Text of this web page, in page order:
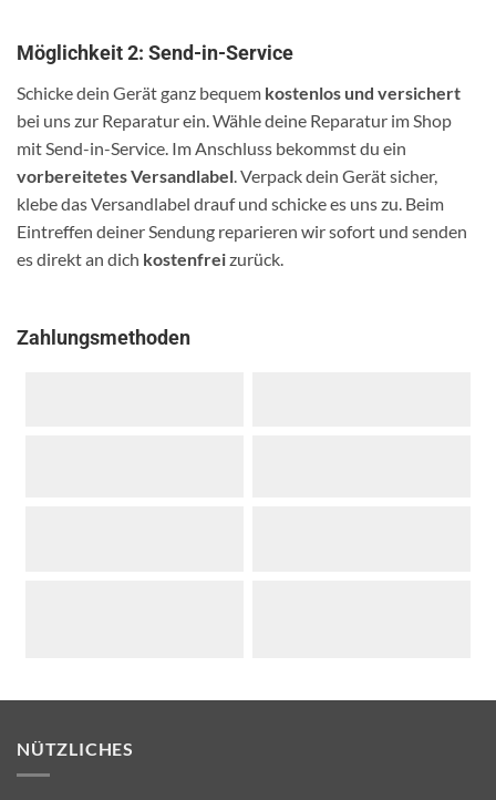
Möglichkeit 2: Send-in-Service
Schicke dein Gerät ganz bequem kostenlos und versichert
bei uns zur Reparatur ein. Wähle deine Reparatur im Shop
mit Send-in-Service. Im Anschluss bekommst du ein
vorbereitetes Versandlabel . Verpack dein Gerät sicher,
klebe das Versandlabel drauf und schicke es uns zu. Beim
Eintreffen deiner Sendung reparieren wir sofort und senden
es direkt an dich kostenfreizurück.
Zahlungsmethoden
NÜTZLICHES